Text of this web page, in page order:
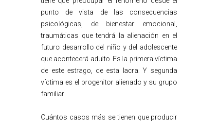
punto de vista de las consecuencias
psicológicas, de bienestar emocional,
traumáticas que tendrá la alienación en el
futuro desarrollo del niño y del adolescente
que acontecerá adulto. Es la primera víctima
de este estrago, de esta lacra. Y segunda
víctima es el progenitor alienado y su grupo
familiar.
Cuántos casos más se tienen que producir